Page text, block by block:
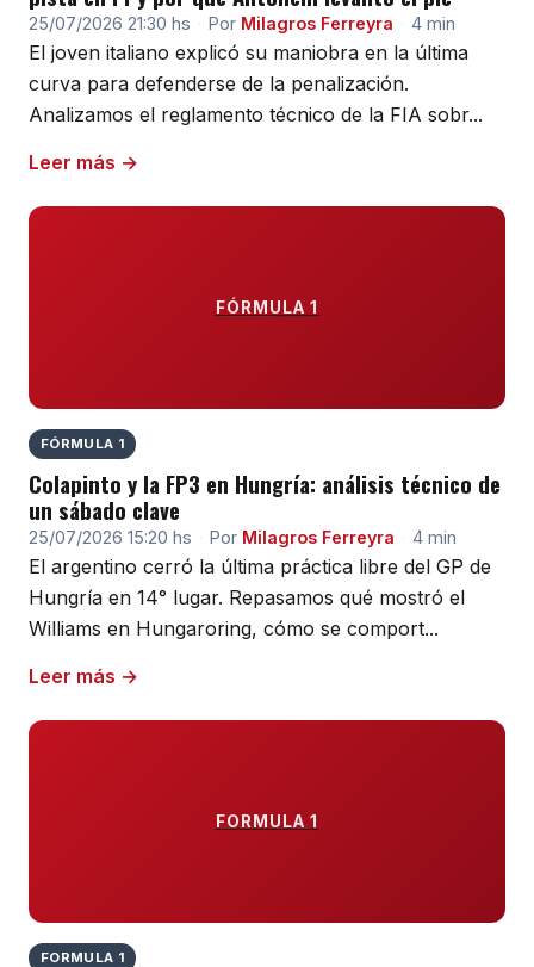
25/07/2026 21:30 hs · Por Milagros Ferreyra · 4 min
El joven italiano explicó su maniobra en la última
curva para defenderse de la penalización.
Analizamos el reglamento técnico de la FIA sobr...
Leer más →
FÓRMULA 1
FÓRMULA 1
Colapinto y la FP3 en Hungría: análisis técnico de
un sábado clave
25/07/2026 15:20 hs · Por Milagros Ferreyra · 4 min
El argentino cerró la última práctica libre del GP de
Hungría en 14° lugar. Repasamos qué mostró el
Williams en Hungaroring, cómo se comport...
Leer más →
FORMULA 1
FORMULA 1